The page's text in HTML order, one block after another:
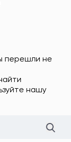
перешли не
нашу